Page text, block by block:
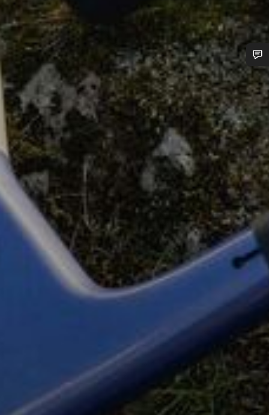
您需要帮助吗？
我们的客户支持专家正在等待为您答疑解惑。
开始聊天
关闭